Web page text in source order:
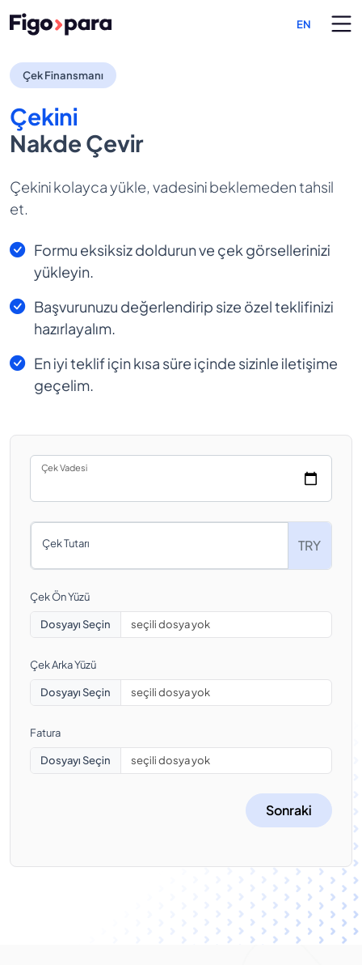
EN
Çek Finansmanı
Çek Finansmanı
Çekini
Nakde Çevir
Çekini kolayca yükle, vadesini beklemeden tahsil
et.
Formu eksiksiz doldurun ve çek görsellerinizi
yükleyin.
Başvurunuzu değerlendirip size özel teklifinizi
hazırlayalım.
En iyi teklif için kısa süre içinde sizinle iletişime
geçelim.
Çek Vadesi
Çek Tutarı TRY
Çek Ön Yüzü
Dosyayı Seçin seçili dosya yok
Çek Arka Yüzü
Dosyayı Seçin seçili dosya yok
Fatura
Dosyayı Seçin seçili dosya yok
Sonraki